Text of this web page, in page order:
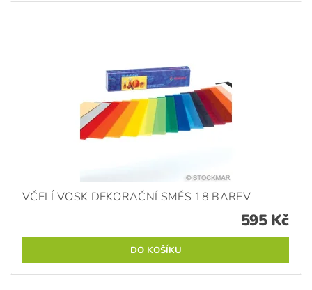
VČELÍ VOSK DEKORAČNÍ SMĚS 18 BAREV
595 Kč